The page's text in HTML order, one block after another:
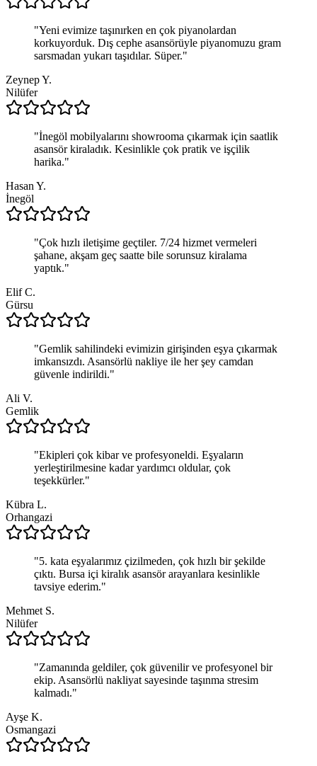
"Yeni evimize taşınırken en çok piyanolardan
korkuyorduk. Dış cephe asansörüyle piyanomuzu gram
sarsmadan yukarı taşıdılar. Süper."
Zeynep Y.
Nilüfer
"İnegöl mobilyalarını showrooma çıkarmak için saatlik
asansör kiraladık. Kesinlikle çok pratik ve işçilik
harika."
Hasan Y.
İnegöl
"Çok hızlı iletişime geçtiler. 7/24 hizmet vermeleri
şahane, akşam geç saatte bile sorunsuz kiralama
yaptık."
Elif C.
Gürsu
"Gemlik sahilindeki evimizin girişinden eşya çıkarmak
imkansızdı. Asansörlü nakliye ile her şey camdan
güvenle indirildi."
Ali V.
Gemlik
"Ekipleri çok kibar ve profesyoneldi. Eşyaların
yerleştirilmesine kadar yardımcı oldular, çok
teşekkürler."
Kübra L.
Orhangazi
"5. kata eşyalarımız çizilmeden, çok hızlı bir şekilde
çıktı. Bursa içi kiralık asansör arayanlara kesinlikle
tavsiye ederim."
Mehmet S.
Nilüfer
"Zamanında geldiler, çok güvenilir ve profesyonel bir
ekip. Asansörlü nakliyat sayesinde taşınma stresim
kalmadı."
Ayşe K.
Osmangazi